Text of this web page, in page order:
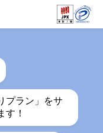
プラン」をサ
す！